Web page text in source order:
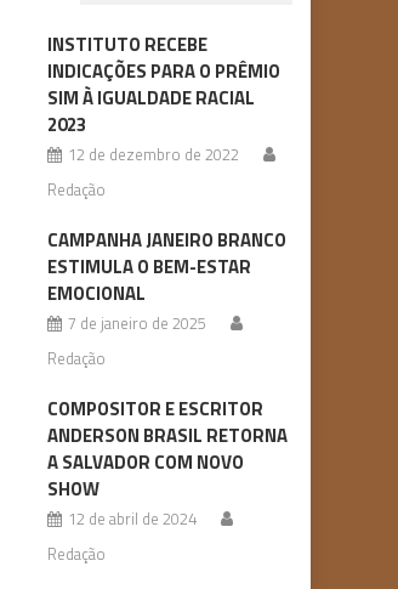
INSTITUTO RECEBE
INDICAÇÕES PARA O PRÊMIO
SIM À IGUALDADE RACIAL
2023
12 de dezembro de 2022
Redação
CAMPANHA JANEIRO BRANCO
ESTIMULA O BEM-ESTAR
EMOCIONAL
7 de janeiro de 2025
Redação
COMPOSITOR E ESCRITOR
ANDERSON BRASIL RETORNA
A SALVADOR COM NOVO
SHOW
12 de abril de 2024
Redação